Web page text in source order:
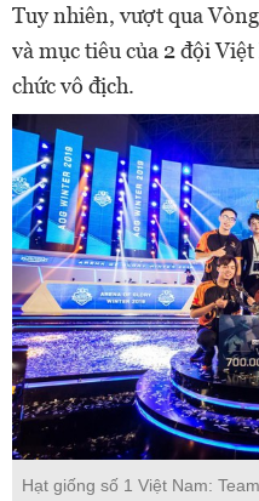
Tuy nhiên, vượt qua
và mục tiêu của 2 đội
chức vô địch.
Hạt giống số 1 Việt Nam: